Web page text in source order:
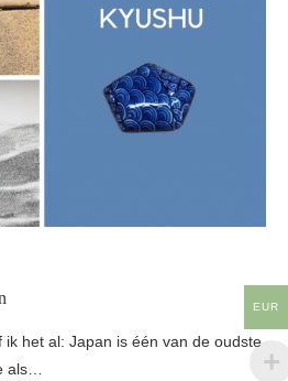
het al: Japan is één van de oudste
als…
EUR